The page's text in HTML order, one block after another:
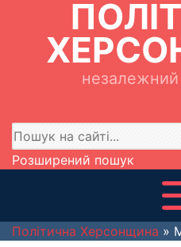
незалежний
Розширений пошук
Політична Херсонщина »